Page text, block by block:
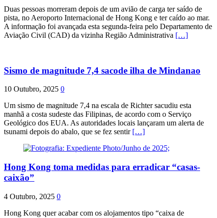
Duas pessoas morreram depois de um avião de carga ter saído de
pista, no Aeroporto Internacional de Hong Kong e ter caído ao mar.
A informação foi avançada esta segunda-feira pelo Departamento de
Aviação Civil (CAD) da vizinha Região Administrativa […]
Sismo de magnitude 7,4 sacode ilha de Mindanao
10 Outubro, 2025 0
Um sismo de magnitude 7,4 na escala de Richter sacudiu esta
manhã a costa sudeste das Filipinas, de acordo com o Serviço
Geológico dos EUA. As autoridades locais lançaram um alerta de
tsunami depois do abalo, que se fez sentir […]
Hong Kong toma medidas para erradicar “casas-
caixão”
4 Outubro, 2025 0
Hong Kong quer acabar com os alojamentos tipo “caixa de